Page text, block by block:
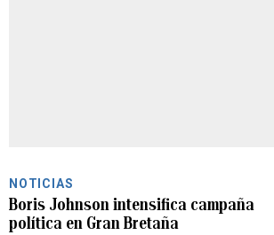
NOTICIAS
Boris Johnson intensifica campaña
política en Gran Bretaña